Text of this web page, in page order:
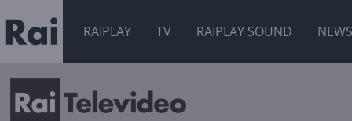
RAIPLAY TV RAIPLAY SOUND NEWS